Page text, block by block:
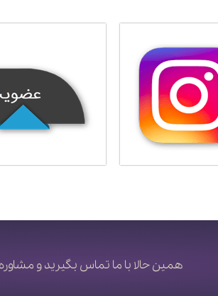
همین حالا با ما تماس بگیرید و